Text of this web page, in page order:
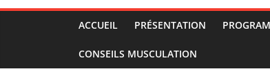
avoir
des
d'acier
ACCUEIL PRÉSENTATION
CONSEILS MUSCULATION